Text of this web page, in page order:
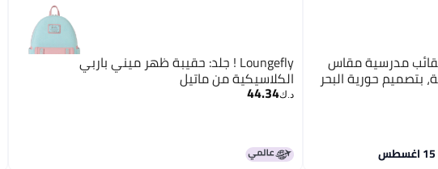
كيدز - مجموعة من 3 حقائب مدرسية مقاس
بتصميم حورية البحر
Loungefly ! جلد: حقيبة ظهر ميني باربي
الكلاسيكية من ماتيل
د.ك‏44.34